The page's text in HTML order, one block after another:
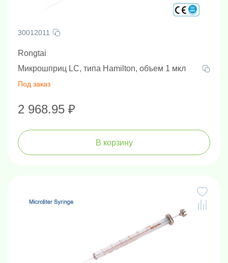
30012011
Rongtai
Микрошприц LC, типа Hamilton, объем 1 мкл
Под заказ
2 968.95 ₽
В корзину